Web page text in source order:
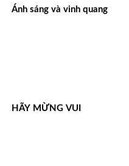
Ánh sáng và vinh quang
HÃY MỪNG VUI